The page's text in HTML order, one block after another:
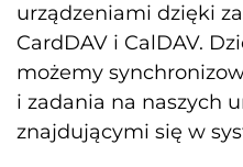
urządzeniami dzięki
CardDAV i CalDAV.
możemy
i zadania na naszych
znajdującymi się w